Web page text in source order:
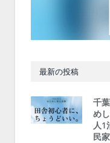
最新の投稿
千
め
人1
民